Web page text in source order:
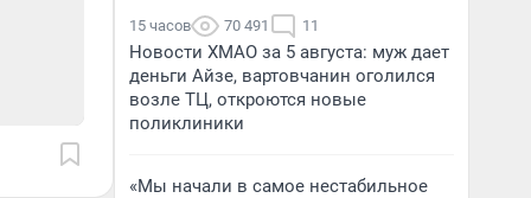
15 часов 70 491 11
Новости ХМАО за 5 августа: муж дает
деньги Айзе, вартовчанин оголился
возле ТЦ, откроются новые
поликлиники
«Мы начали в самое нестабильное